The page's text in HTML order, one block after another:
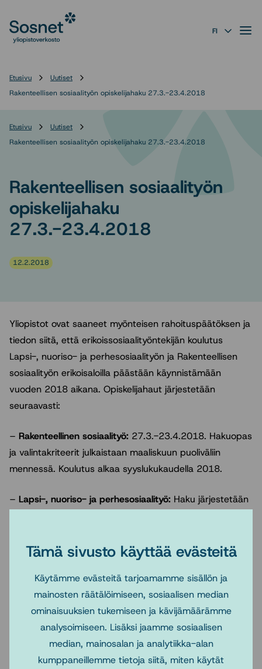
Tämä sivusto käyttää evästeitä
Käytämme evästeitä tarjoamamme sisällön ja
mainosten räätälöimiseen, sosiaalisen median
ominaisuuksien tukemiseen ja kävijämäärämme
analysoimiseen. Lisäksi jaamme sosiaalisen
median, mainosalan ja analytiikka-alan
kumppaneillemme tietoja siitä, miten käytät
suoraan
sisältöön
FI
Etusivu
Uutiset
Rakenteellisen sosiaalityön opiskelijahaku 27.3.-23.4.2018
Etusivu
Uutiset
Rakenteellisen sosiaalityön opiskelijahaku 27.3.-23.4.2018
Rakenteellisen sosiaalityön
opiskelijahaku
27.3.-23.4.2018
12.2.2018
Yliopistot ovat saaneet myönteisen rahoituspäätöksen ja
tiedon siitä, että erikoissosiaalityöntekijän koulutus
Lapsi-, nuoriso- ja perhesosiaalityön ja Rakenteellisen
sosiaalityön erikoisaloilla päästään käynnistämään
vuoden 2018 aikana. Opiskelijahaut järjestetään
seuraavasti:
– Rakenteellinen sosiaalityö: 27.3.-23.4.2018. Hakuopas
ja valintakriteerit julkaistaan maaliskuun puoliväliin
mennessä. Koulutus alkaa syyslukukaudella 2018.
– Lapsi-, nuoriso- ja perhesosiaalityö: Haku järjestetään
Kuntouttava sosiaalityö:
Haku järjestetään syksyllä
2019 ja koulutus alkaa kevätlukukaudella 2020.
Hyvinvointipalvelut:Seuraavasta opiskelijahausta
tiedotetaan myöhemmin.
Lisätietoja erikoisaloista ja opiskelijahausta Sosnetin
verkkosivuilla: